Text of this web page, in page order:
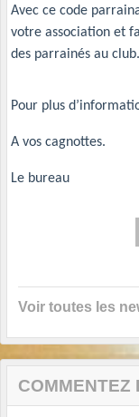
Avec ce code
votre association et
des parrainés au club.
Pour plus
A vos cagnottes.
Le bureau
Voir toutes les
COMMENTEZ